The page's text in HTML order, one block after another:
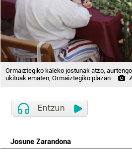
Ormaiztegiko kaleko jostunak atzo,
ukituak ematen, Ormaiztegiko plazan.
Josune Zarandona